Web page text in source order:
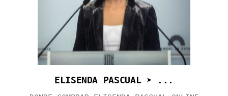
ELISENDA PASCUAL ➤ ...